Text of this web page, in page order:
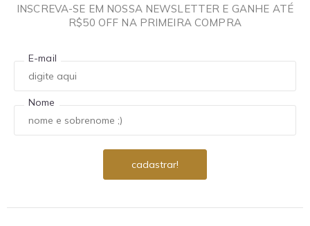
INSCREVA-SE EM NOSSA NEWSLETTER E GANHE ATÉ
R$50 OFF NA PRIMEIRA COMPRA
E-mail
Nome